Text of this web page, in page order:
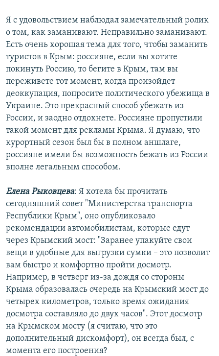
Я с удовольствием наблюдал замечательный ролик
о том, как заманивают. Неправильно заманивают.
Есть очень хорошая тема для того, чтобы заманить
туристов в Крым: россияне, если вы хотите
покинуть Россию, то бегите в Крым, там вы
переживете тот момент, когда произойдет
деоккупация, попросите политического убежища в
Украине. Это прекрасный способ убежать из
России, и заодно отдохнете. Россияне пропустили
такой момент для рекламы Крыма. Я думаю, что
курортный сезон был бы в полном аншлаге,
россияне имели бы возможность бежать из России
вполне легальным способом.
Елена Рыковцева: Я хотела бы прочитать
сегодняшний совет "Министерства транспорта
Республики Крым", оно опубликовало
рекомендации автомобилистам, которые едут
через Крымский мост: "Заранее упакуйте свои
вещи в удобные для выгрузки сумки – это позволит
вам быстро и комфортно пройти досмотр.
Например, в четверг из-за дождя со стороны
Крыма образовалась очередь на Крымский мост до
четырех километров, только время ожидания
досмотра составляло до двух часов". Этот досмотр
на Крымском мосту (я считаю, что это
дополнительный дискомфорт), он всегда был, с
момента его построения?